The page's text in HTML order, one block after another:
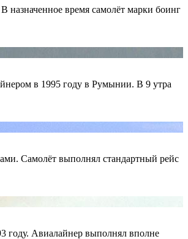
назначенное время самолёт марки боинг
в 1995 году в Румынии. В 9 утра
Самолёт выполнял стандартный рейс
году. Авиалайнер выполнял вполне